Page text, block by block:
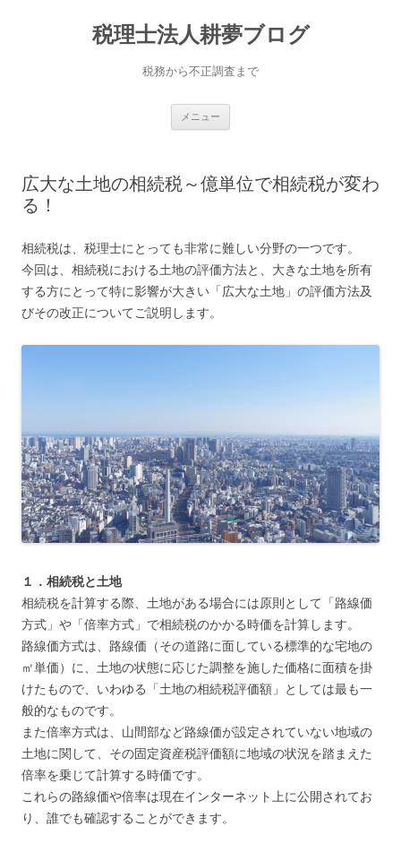
税理士法人耕夢ブログ
税務から不正調査まで
メニュー
広大な土地の相続税～億単位で相続税が変わ
る！
相続税は、税理士にとっても非常に難しい分野の一つです。
今回は、相続税における土地の評価方法と、大きな土地を所有
する方にとって特に影響が大きい「広大な土地」の評価方法及
びその改正についてご説明します。
１．相続税と土地
相続税を計算する際、土地がある場合には原則として「路線価
方式」や「倍率方式」で相続税のかかる時価を計算します。
路線価方式は、路線価（その道路に面している標準的な宅地の
㎡単価）に、土地の状態に応じた調整を施した価格に面積を掛
けたもので、いわゆる「土地の相続税評価額」としては最も一
般的なものです。
また倍率方式は、山間部など路線価が設定されていない地域の
土地に関して、その固定資産税評価額に地域の状況を踏まえた
倍率を乗じて計算する時価です。
これらの路線価や倍率は現在インターネット上に公開されてお
り、誰でも確認することができます。